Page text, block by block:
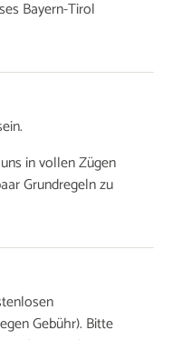
Bayern-Tirol
in vollen Zügen
Grundregeln zu
Gebühr). Bitte